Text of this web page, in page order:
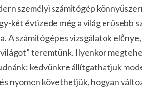
személyi számítógép
két évtizede még a világ erősebb
A számítógépes vizsgálatok
világot” teremtünk. Ilyenkor
kedvünkre állítgathatjuk
nyomon követhetjük, hogyan